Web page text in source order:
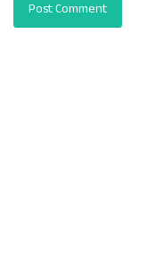
Post Comment